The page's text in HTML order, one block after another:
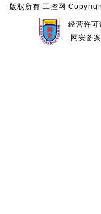
版权所有 工控网
经营许
网安备